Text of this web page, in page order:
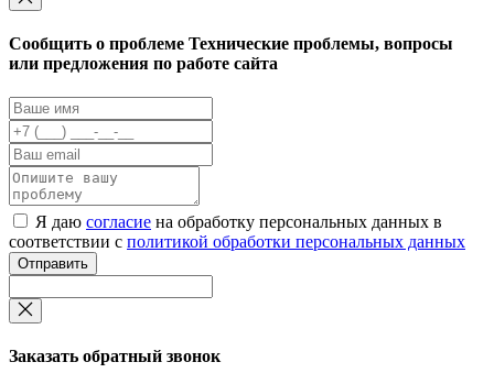
Cообщить о проблеме Технические проблемы, вопросы
или предложения по работе сайта
Я даю согласие на обработку персональных данных в
соответствии с политикой обработки персональных данных
Отправить
Заказать обратный звонок